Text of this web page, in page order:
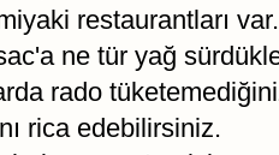
restaurantları var.
ne tür yağ
rado
rica edebilirsiniz.